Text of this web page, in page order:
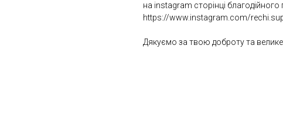
на instagram сторінці благодійного
https://www.instagram.com/
Дякуємо за твою доброту та